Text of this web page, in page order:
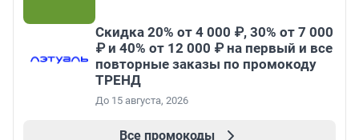
Скидка 20% от 4 000 ₽, 30% от 7 000
₽ и 40% от 12 000 ₽ на первый и все
повторные заказы по промокоду
ТРЕНД
До 15 августа, 2026
Все промокоды